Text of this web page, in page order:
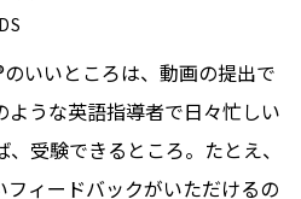
いいところは、動画の提出で
ような英語指導者で日々忙しい
受験できるところ。たとえ、
ィードバックがいただけるの